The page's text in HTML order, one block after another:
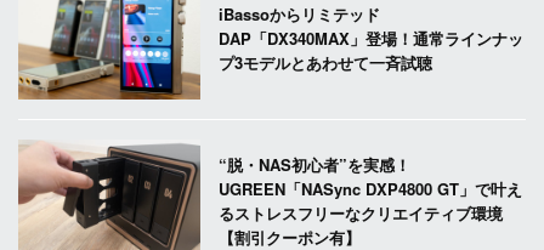
iBassoからリミテッド
DAP「DX340MAX」登場！通常ラインナッ
プ3モデルとあわせて一斉試聴
“脱・NAS初心者”を実感！
UGREEN「NASync DXP4800 GT」で叶え
るストレスフリーなクリエイティブ環境
【割引クーポン有】